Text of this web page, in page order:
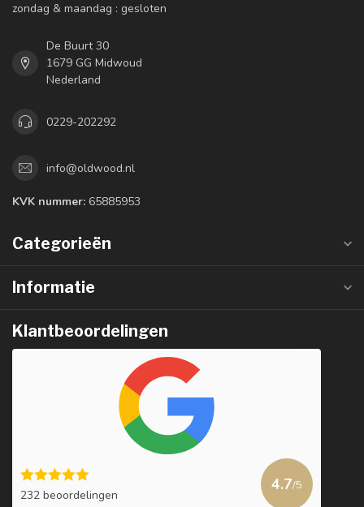
zondag & maandag : gesloten
De Buurt 30
1679 GG Midwoud
Nederland
0229-202292
info@oldwood.nl
KVK nummer: 65885953
Categorieën
Informatie
Klantbeoordelingen
232 beoordelingen
4.7/5